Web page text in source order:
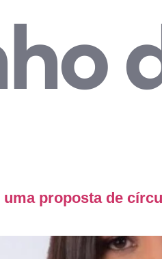
proposta de